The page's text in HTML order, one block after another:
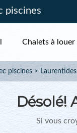
piscines
Chalets à louer
piscines Laurentides
Désolé!
Si vous